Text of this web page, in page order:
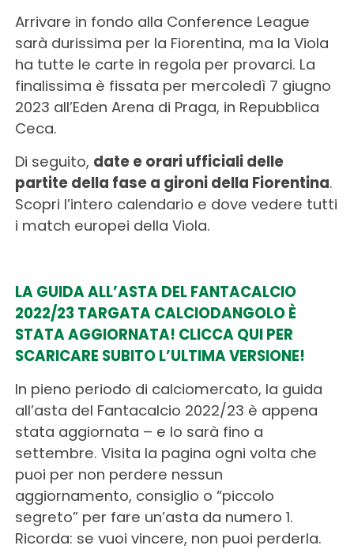
Arrivare in fondo alla Conference League
sarà durissima per la Fiorentina, ma la Viola
ha tutte le carte in regola per provarci. La
finalissima è fissata per mercoledì 7 giugno
2023 all’Eden Arena di Praga, in Repubblica
Ceca.
Di seguito, date e orari ufficiali delle
partite della fase a gironi della Fiorentina.
Scopri l’intero calendario e dove vedere tutti
i match europei della Viola.
LA GUIDA ALL’ASTA DEL FANTACALCIO
2022/23 TARGATA CALCIODANGOLO È
STATA AGGIORNATA! CLICCA QUI PER
SCARICARE SUBITO L’ULTIMA VERSIONE!
In pieno periodo di calciomercato, la guida
all’asta del Fantacalcio 2022/23 è appena
stata aggiornata – e lo sarà fino a
settembre. Visita la pagina ogni volta che
puoi per non perdere nessun
aggiornamento, consiglio o “piccolo
segreto” per fare un’asta da numero 1.
Ricorda: se vuoi vincere, non puoi perderla.